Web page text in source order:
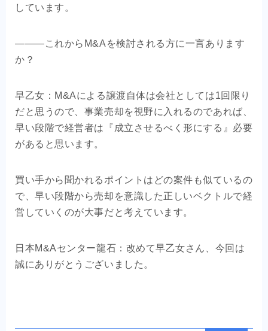
しています。
―――これからM&Aを検討される方に一言あります
か？
早乙女：M&Aによる譲渡自体は会社としては1回限り
だと思うので、事業売却を視野に入れるのであれば、
早い段階で経営者は『成立させるべく形にする』必要
があると思います。
買い手から聞かれるポイントはどの案件も似ているの
で、早い段階から売却を意識した正しいベクトルで経
営していくのが大事だと考えています。
日本M&Aセンター龍石：改めて早乙女さん、今回は
誠にありがとうございました。